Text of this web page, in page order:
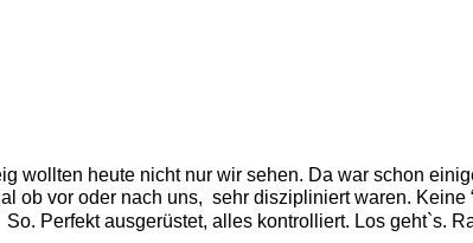
wollten heute nicht nur wir sehen. Da war schon
ob vor oder nach uns,  sehr diszipliniert waren. Keine
So. Perfekt ausgerüstet, alles kontrolliert. Los geht`s.